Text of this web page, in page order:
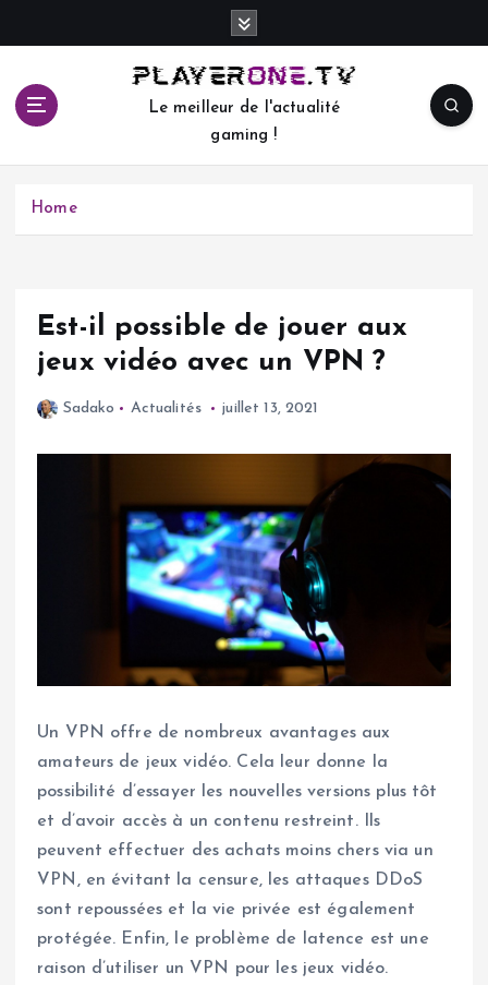
c
Le meilleur de l'actualité
gaming !
Home
Est-il possible de jouer aux
jeux vidéo avec un VPN ?
Sadako Actualités juillet 13, 2021
Un VPN offre de nombreux avantages aux
amateurs de jeux vidéo. Cela leur donne la
possibilité d’essayer les nouvelles versions plus tôt
et d’avoir accès à un contenu restreint. Ils
peuvent effectuer des achats moins chers via un
VPN, en évitant la censure, les attaques DDoS
sont repoussées et la vie privée est également
protégée. Enfin, le problème de latence est une
raison d’utiliser un VPN pour les jeux vidéo.